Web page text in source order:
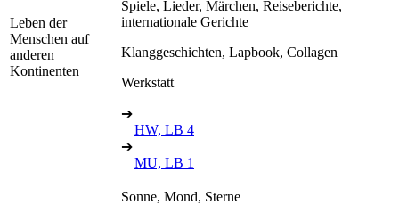
Leben der
Menschen auf
anderen
Kontinenten
Spiele, Lieder, Märchen, Reiseberichte,
internationale Gerichte
Klanggeschichten, Lapbook, Collagen
Werkstatt
➔
HW, LB 4
➔
MU, LB 1
Sonne, Mond, Sterne